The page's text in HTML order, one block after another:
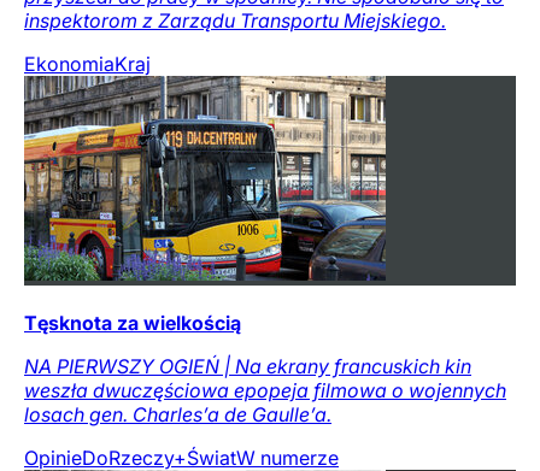
inspektorom z Zarządu Transportu Miejskiego.
EkonomiaKraj
Tęsknota za wielkością
NA PIERWSZY OGIEŃ | Na ekrany francuskich kin
weszła dwuczęściowa epopeja filmowa o wojennych
losach gen. Charles’a de Gaulle’a.
OpinieDoRzeczy+ŚwiatW numerze